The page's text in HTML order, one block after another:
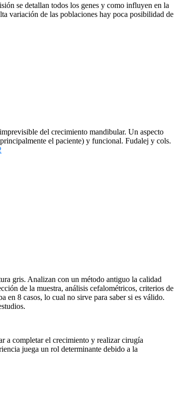
se detallan todos los genes y como influyen en la
variación de las poblaciones hay poca posibilidad de
del crecimiento mandibular. Un aspecto
el paciente) y funcional. Fudalej y cols.
gris. Analizan con un método antiguo la calidad
de la muestra, análisis cefalométricos, criterios de
en 8 casos, lo cual no sirve para saber si es válido.
a completar el crecimiento y realizar cirugía
juega un rol determinante debido a la